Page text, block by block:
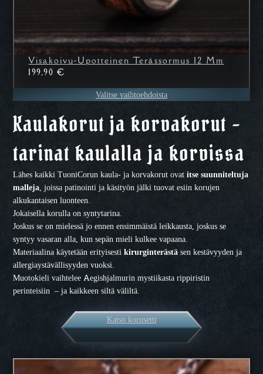
Visakoivu-Upotteinen Terässormus 12 Mm
199,90 €
Valitse vaihtoehdoista
Kaulakorut ja korvakorut –
tarinat kaulalla ja korvissa
Lähes kaikki TuoniCorun kaula- ja korvakorut ovatitse suunniteltuja
malleja, joissa patinointi ja käsityön jälki tuovat esiin korujen
alkukantaisen luonteen.
Jokaisella korulla on syntytarina.
Joskus se on mielessä jo ennen ensimmäistä leikkausta, joskus se
syntyy vasaran alla, kun sepän mieli kulkee vapaana.
Materiaalina käytetään erityisestikirurginterästä sen kestävyyden ja
allergiaystävällisyyden vuoksi.
Muotokieli vaihtelee Aegishjalmurin mystiikasta rippiristin
perinteisiin – ja kaikkeen siltä väliltä.
Katso korusetti